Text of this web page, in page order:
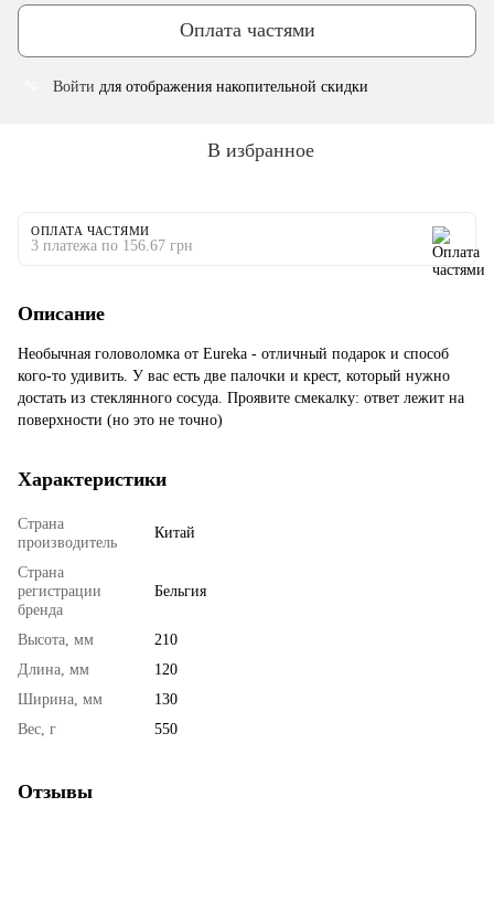
Оплата частями
Войти для отображения накопительной скидки
В избранное
ОПЛАТА ЧАСТЯМИ
3 платежа по 156.67 грн
Описание
Необычная головоломка от Eureka - отличный подарок и способ
кого-то удивить. У вас есть две палочки и крест, который нужно
достать из стеклянного сосуда. Проявите смекалку: ответ лежит на
поверхности (но это не точно)
Характеристики
Страна
производитель
Китай
Страна
регистрации
бренда
Бельгия
Высота, мм
210
Длина, мм
120
Ширина, мм
130
Вес, г
550
Отзывы